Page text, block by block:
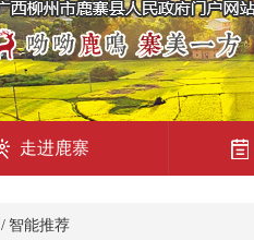
走进鹿寨
/ 智能推荐